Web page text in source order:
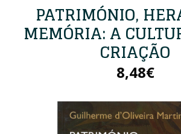
PATRIMÓNIO,
MEMÓRIA: A
CRIAÇÃO
8,48€